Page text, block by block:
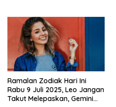
Ramalan Zodiak Hari Ini
Rabu 9 Juli 2025, Leo Jangan
Takut Melepaskan, Gemini